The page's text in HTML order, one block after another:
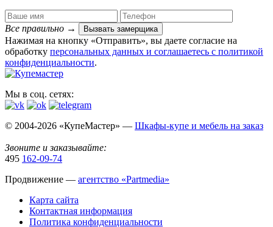
Все правильно → Вызвать замерщика
Нажимая на кнопку «Отправить», вы даете согласие на
обработку персональных данных​ и соглашаетесь c политикой
конфиденциальности.
Мы в соц. сетях:
© 2004-2026 «КупеМастер» — Шкафы-купе и мебель на заказ
Звоните и заказывайте:
495 162-09-74
Продвижение — агентство «Partmedia»
Карта сайта
Контактная информация
Политика конфиденциальности